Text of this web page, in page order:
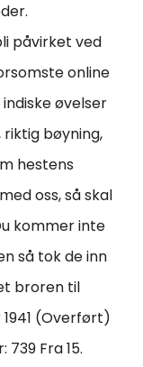
påvirket ved
online
øvelser
bøyning,
hestens
oss, så skal
kommer inte
så tok de inn
broren til
(Overført)
Fra 15.